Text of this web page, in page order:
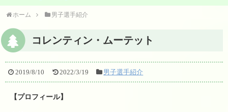
ホーム 男子選手紹介
コレンティン・ムーテット
2019/8/10 2022/3/19 男子選手紹介
【プロフィール】
佐藤英治
瀬藤祐司
ガット張り替え
テニスレッスンについて
レッスン規定